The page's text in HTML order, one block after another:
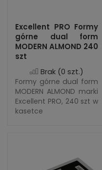
Excellent PRO Formy
górne dual form
MODERN ALMOND 240
szt
Brak (0 szt.)
Formy górne dual form
MODERN ALMOND marki
Excellent PRO, 240 szt w
kasetce